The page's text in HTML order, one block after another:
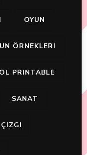
OYUN
ÖRNEKLERI
PRINTABLE
SANAT
ÇIZGI